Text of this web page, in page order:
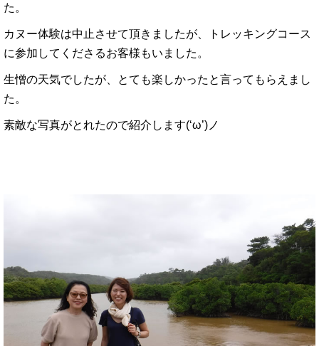
た。
カヌー体験は中止させて頂きましたが、トレッキングコース
に参加してくださるお客様もいました。
生憎の天気でしたが、とても楽しかったと言ってもらえまし
た。
素敵な写真がとれたので紹介します(‘ω’)ノ